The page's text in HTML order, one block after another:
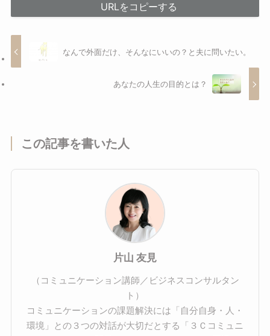
URLをコピーする
なんで外面だけ、そんなにいいの？と夫に問いたい。
あなたの人生の目的とは？
この記事を書いた人
片山 友見
（コミュニケーション講師／ビジネスコンサルタン
ト）
コミュニケーションの課題解決には「自分自身・人・
環境」との３つの対話が大切だとする「３Ｃコミュニ